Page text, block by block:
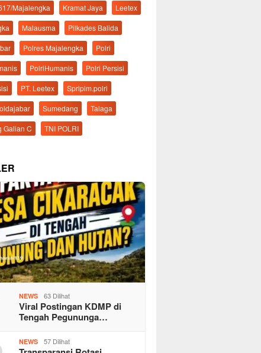
Majalengka
Kramat Jaya
Leetex
Malausma
Pilkades Balida
Polres Majalengka
Polri
PolriHumanis
Polri Persisi
PT. Leetex
Spripim.polri
Sumedang
Talaga
Galian C
TNI POLRI
NEWS 63 Dilihat
Viral Postingan KDMP di
Tengah Pegununga…
NEWS 57 Dilihat